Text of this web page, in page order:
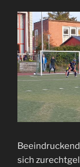
sich